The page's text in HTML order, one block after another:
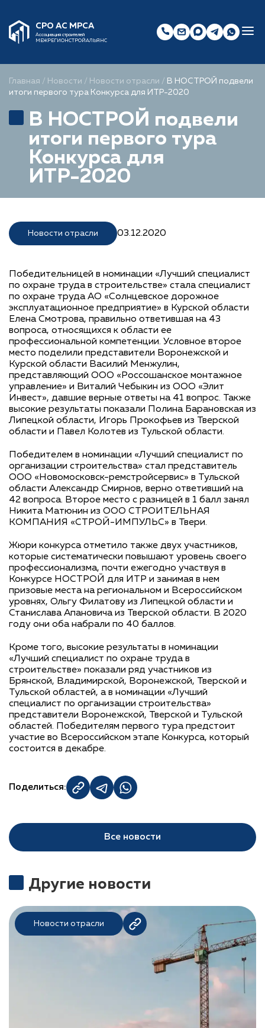
СРО АС МРСА
Ассоциация строителей
МЕЖРЕГИОНСТРОЙАЛЬЯНС
Главная / Новости / Новости отрасли / В НОСТРОЙ подвели
итоги первого тура Конкурса для ИТР-2020
В НОСТРОЙ подвели
итоги первого тура
Конкурса для
ИТР-2020
Новости отрасли 03.12.2020
Победительницей в номинации «Лучший специалист
по охране труда в строительстве» стала специалист
по охране труда АО «Солнцевское дорожное
эксплуатационное предприятие» в Курской области
Елена Смотрова, правильно ответившая на 43
вопроса, относящихся к области ее
профессиональной компетенции. Условное второе
место поделили представители Воронежской и
Курской области Василий Менжулин,
представляющий ООО «Россошанское монтажное
управление» и Виталий Чебыкин из ООО «Элит
Инвест», давшие верные ответы на 41 вопрос. Также
высокие результаты показали Полина Барановская из
Липецкой области, Игорь Прокофьев из Тверской
области и Павел Колотев из Тульской области.
Победителем в номинации «Лучший специалист по
организации строительства» стал представитель
ООО «Новомосковск-ремстройсервис» в Тульской
области Александр Смирнов, верно ответивший на
42 вопроса. Второе место с разницей в 1 балл занял
Никита Матюнин из ООО СТРОИТЕЛЬНАЯ
КОМПАНИЯ «СТРОЙ-ИМПУЛЬС» в Твери.
Жюри конкурса отметило также двух участников,
которые систематически повышают уровень своего
профессионализма, почти ежегодно участвуя в
Конкурсе НОСТРОЙ для ИТР и занимая в нем
призовые места на региональном и Всероссийском
уровнях, Ольгу Филатову из Липецкой области и
Станислава Апановича из Тверской области. В 2020
году они оба набрали по 40 баллов.
Кроме того, высокие результаты в номинации
«Лучший специалист по охране труда в
строительстве» показали ряд участников из
Брянской, Владимирской, Воронежской, Тверской и
Тульской областей, а в номинации «Лучший
специалист по организации строительства»
представители Воронежской, Тверской и Тульской
областей. Победителям первого тура предстоит
участие во Всероссийском этапе Конкурса, который
состоится в декабре.
Поделиться:
Все новости
Другие новости
Новости отрасли